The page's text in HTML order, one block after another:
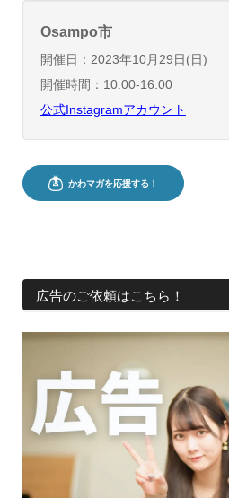
Osampo市
開催日：2023年10月29日(日)
開催時間：10:00-16:00
公式Instagramアカウント
広告のご依頼はこちら！